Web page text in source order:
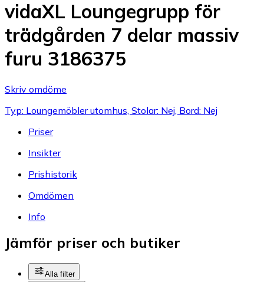
vidaXL Loungegrupp för
trädgården 7 delar massiv
furu 3186375
Skriv omdöme
Typ: Loungemöbler utomhus, Stolar: Nej, Bord: Nej
Priser
Insikter
Prishistorik
Omdömen
Info
Jämför priser och butiker
Alla filter